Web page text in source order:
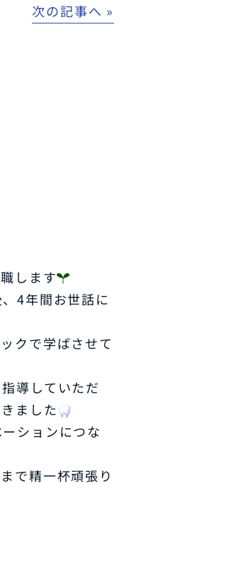
次の記事へ »
します
4年間お世話に
クで学ばさせて
導していただ
ました
ションにつな
で精一杯頑張り